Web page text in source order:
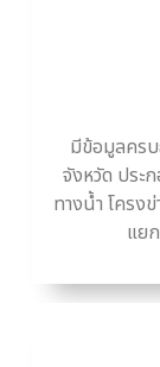
มีข้อมูลคร
จังหวัด ประ
ทางน้ำ โครง
แย